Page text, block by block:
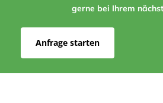
gerne bei Ihrem
Anfrage starten